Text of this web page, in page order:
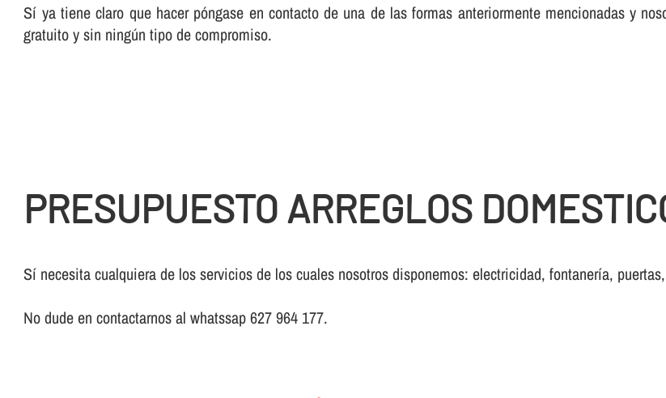
Sí ya tiene claro que hacer póngase en contacto de una de las formas anteriormente mencionadas y
gratuito y sin ningún tipo de compromiso.
PRESUPUESTO ARREGLOS
Sí necesita cualquiera de los servicios de los cuales nosotros disponemos: electricidad, fontanería,
No dude en contactarnos al whatssap 627 964 177.